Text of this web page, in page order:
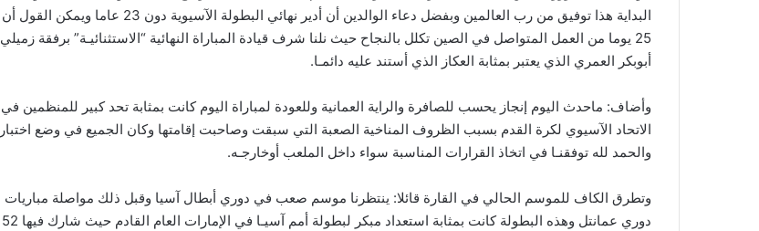
البداية هذا توفيق من رب العالمين وبفضل دعاء الوالدين أن أدير نهائي البطولة الآسيوية دون 23 عاما ويمكن القول أن
25 يوما من العمل المتواصل في الصين تكلل بالنجاح حيث نلنا شرف قيادة المباراة النهائية “الاستثنائيـة” برفقة زميلي
أبوبكر العمري الذي يعتبر بمثابة العكاز الذي أستند عليه دائمـا.
وأضاف: ماحدث اليوم إنجاز يحسب للصافرة والراية العمانية وللعودة لمباراة اليوم كانت بمثابة تحد كبير للمنظمين في
الاتحاد الآسيوي لكرة القدم بسبب الظروف المناخية الصعبة التي سبقت وصاحبت إقامتها وكان الجميع في وضع اختبار
والحمد لله توفقنـا في اتخاذ القرارات المناسبة سواء داخل الملعب أوخارجـه.
وتطرق الكاف للموسم الحالي في القارة قائلا: ينتظرنا موسم صعب في دوري أبطال آسيا وقبل ذلك مواصلة مباريات
دوري عمانتل وهذه البطولة كانت بمثابة استعداد مبكر لبطولة أمم آسيـا في الإمارات العام القادم حيث شارك فيها 52